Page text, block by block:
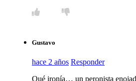
Gustavo
hace 2 años Responder
Qué ironía… un peronista